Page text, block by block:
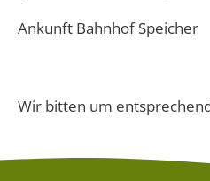
Ankunft Bahnhof
Wir bitten um